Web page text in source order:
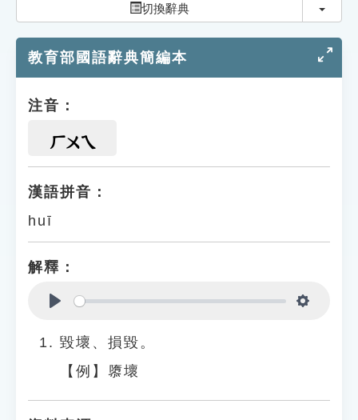
切換辭典 切換
教育部國語辭典簡編本
注音：
ㄏㄨㄟ
漢語拼音：
huī
解釋：
毀壞、損毀。
【例】隳壞